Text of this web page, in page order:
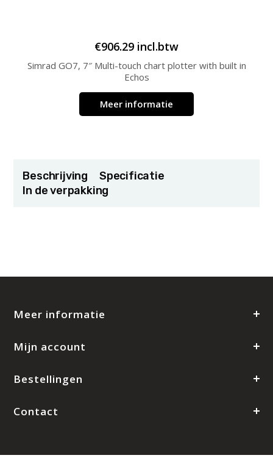
€906.29 incl.btw
Simrad GO7, 7″ Multi-touch chart plotter with built in
Echos
Meer informatie
Beschrijving
Specificatie
In de verpakking
Meer informatie
Mijn account
Bestellingen
Contact